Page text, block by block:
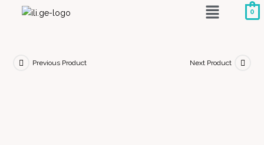
0
Previous Product Next Product